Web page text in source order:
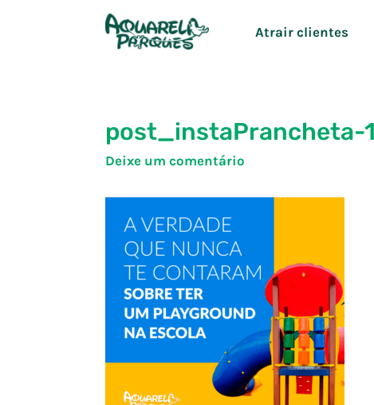
Atrair clientes
post_instaPrancheta-1
Deixe um comentário